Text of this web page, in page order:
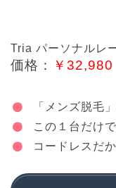
Tria パーソナルレ
価格： ￥32,980
「メンズ脱毛
この１台だけ
コードレスだ